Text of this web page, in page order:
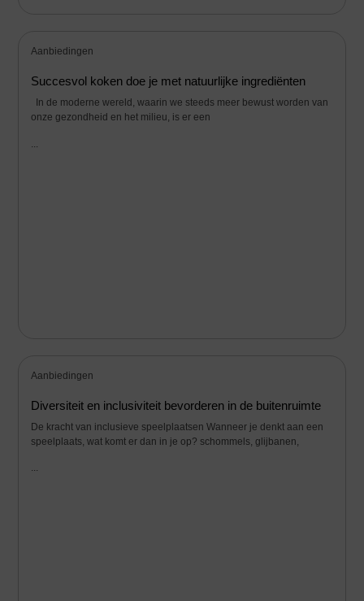
Aanbiedingen
Succesvol koken doe je met natuurlijke ingrediënten
In de moderne wereld, waarin we steeds meer bewust worden van
onze gezondheid en het milieu, is er een
...
Aanbiedingen
Diversiteit en inclusiviteit bevorderen in de buitenruimte
De kracht van inclusieve speelplaatsen Wanneer je denkt aan een
speelplaats, wat komt er dan in je op? schommels, glijbanen,
...